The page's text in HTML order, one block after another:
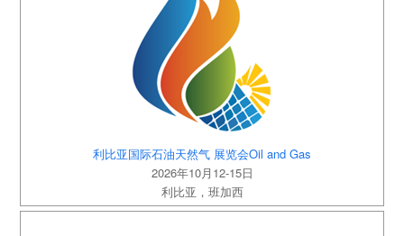
利比亚国际石油天然气 展览会Oil and Gas
2026年10月12-15日
利比亚，班加西